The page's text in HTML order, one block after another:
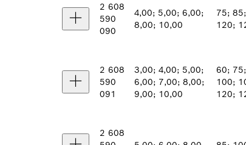
2 608
590
090
4,00; 5,00; 6,00;
8,00; 10,00
75;
120;
2 608
590
091
3,00; 4,00; 5,00;
6,00; 7,00; 8,00;
9,00; 10,00
60;
100;
120;
2 608